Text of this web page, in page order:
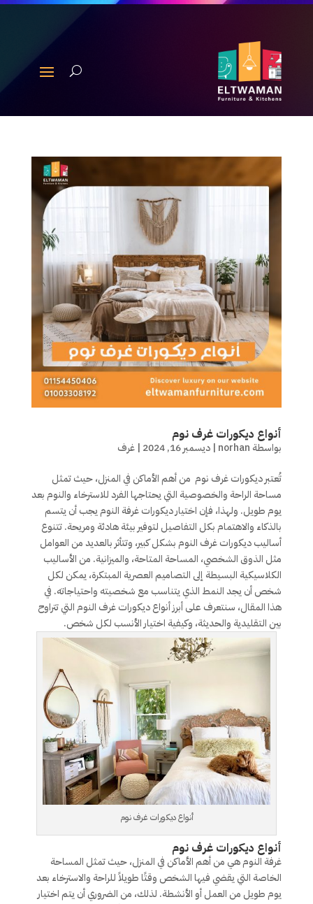
أنواع ديكورات غرف نوم
بواسطة norhan
| ديسمبر 16, 2024 | غرف
تُعتبر ديكورات غرف نوم من أهم الأماكن في المنزل، حيث تمثل
مساحة الراحة والخصوصية التي يحتاجها الفرد للاسترخاء والنوم بعد
يوم طويل. ولهذا، فإن اختيار ديكورات غرفة النوم يجب أن يتسم
بالذكاء والاهتمام بكل التفاصيل لتوفير بيئة هادئة ومريحة. تتنوع
أساليب ديكورات غرف النوم بشكل كبير، وتتأثر بالعديد من العوامل
مثل الذوق الشخصي، المساحة المتاحة، والميزانية. من الأساليب
الكلاسيكية البسيطة إلى التصاميم العصرية المبتكرة، يمكن لكل
شخص أن يجد النمط الذي يتناسب مع شخصيته واحتياجاته. في
هذا المقال، سنتعرف على أبرز أنواع ديكورات غرف النوم التي تتراوح
بين التقليدية والحديثة، وكيفية اختيار الأنسب لكل شخص.
أنواع ديكورات غرف نوم
أنواع ديكورات غرف نوم
غرفة النوم هي من أهم الأماكن في المنزل، حيث تمثل المساحة
الخاصة التي يقضي فيها الشخص وقتًا طويلاً للراحة والاسترخاء بعد
يوم طويل من العمل أو الأنشطة. لذلك، من الضروري أن يتم اختيار